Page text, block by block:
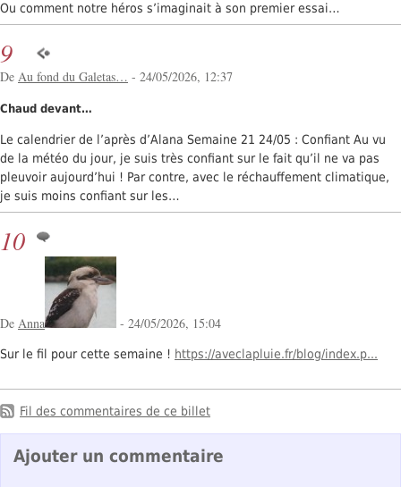
Ou comment notre héros s’imaginait à son premier essai…
9
De Au fond du Galetas… - 24/05/2026, 12:37
Chaud devant…
Le calendrier de l’après d’Alana Semaine 21 24/05 : Confiant Au vu
de la météo du jour, je suis très confiant sur le fait qu’il ne va pas
pleuvoir aujourd’hui ! Par contre, avec le réchauffement climatique,
je suis moins confiant sur les…
10
De Anna - 24/05/2026, 15:04
Sur le fil pour cette semaine ! https://aveclapluie.fr/blog/index.p...
Fil des commentaires de ce billet
Ajouter un commentaire